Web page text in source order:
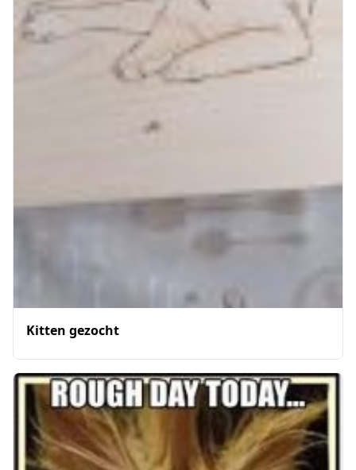
Kitten gezocht